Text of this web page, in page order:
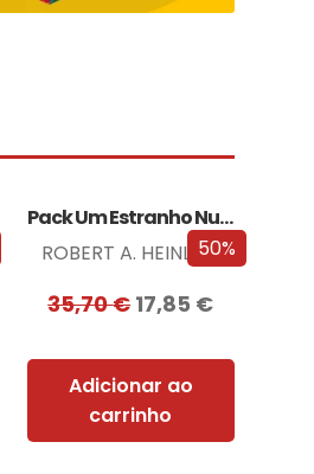
50%
Pack Um Estranho Numa Terra Estranha
ROBERT A. HEINLEIN
35,70€17,85 €
Adicionar ao
carrinho